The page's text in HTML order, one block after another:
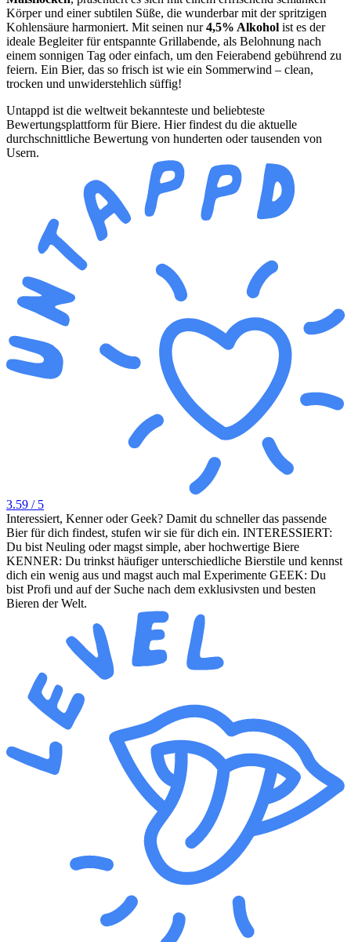
Körper und einer subtilen Süße, die wunderbar mit der spritzigen
Kohlensäure harmoniert. Mit seinen nur4,5% Alkohol ist es der
ideale Begleiter für entspannte Grillabende, als Belohnung nach
einem sonnigen Tag oder einfach, um den Feierabend gebührend zu
feiern. Ein Bier, das so frisch ist wie ein Sommerwind – clean,
trocken und unwiderstehlich süffig!
Untappd ist die weltweit bekannteste und beliebteste
Bewertungsplattform für Biere. Hier findest du die aktuelle
durchschnittliche Bewertung von hunderten oder tausenden von
Usern.
3.59 / 5
Interessiert, Kenner oder Geek? Damit du schneller das passende
Bier für dich findest, stufen wir sie für dich ein. INTERESSIERT:
Du bist Neuling oder magst simple, aber hochwertige Biere
KENNER: Du trinkst häufiger unterschiedliche Bierstile und kennst
dich ein wenig aus und magst auch mal Experimente GEEK: Du
bist Profi und auf der Suche nach dem exklusivsten und besten
Bieren der Welt.